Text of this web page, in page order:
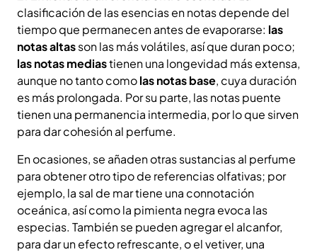
clasificación de las esencias en notas depende del
tiempo que permanecen antes de evaporarse: las
notas altasson las más volátiles, así que duran poco;
las notas mediastienen una longevidad más extensa,
aunque no tanto comolas notas base, cuya duración
es más prolongada. Por su parte, las notas puente
tienen una permanencia intermedia, por lo que sirven
para dar cohesión al perfume.
En ocasiones, se añaden otras sustancias al perfume
para obtener otro tipo de referencias olfativas; por
ejemplo, la sal de mar tiene una connotación
oceánica, así como la pimienta negra evoca las
especias. También se pueden agregar el alcanfor,
para dar un efecto refrescante, o el vetiver, una